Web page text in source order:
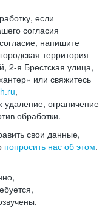
если
согласия
напишите
территория
2-я Брестская улица,
или свяжитесь
,
удаление, ограничение
обработки.
свои данные,
попросить нас об этом.